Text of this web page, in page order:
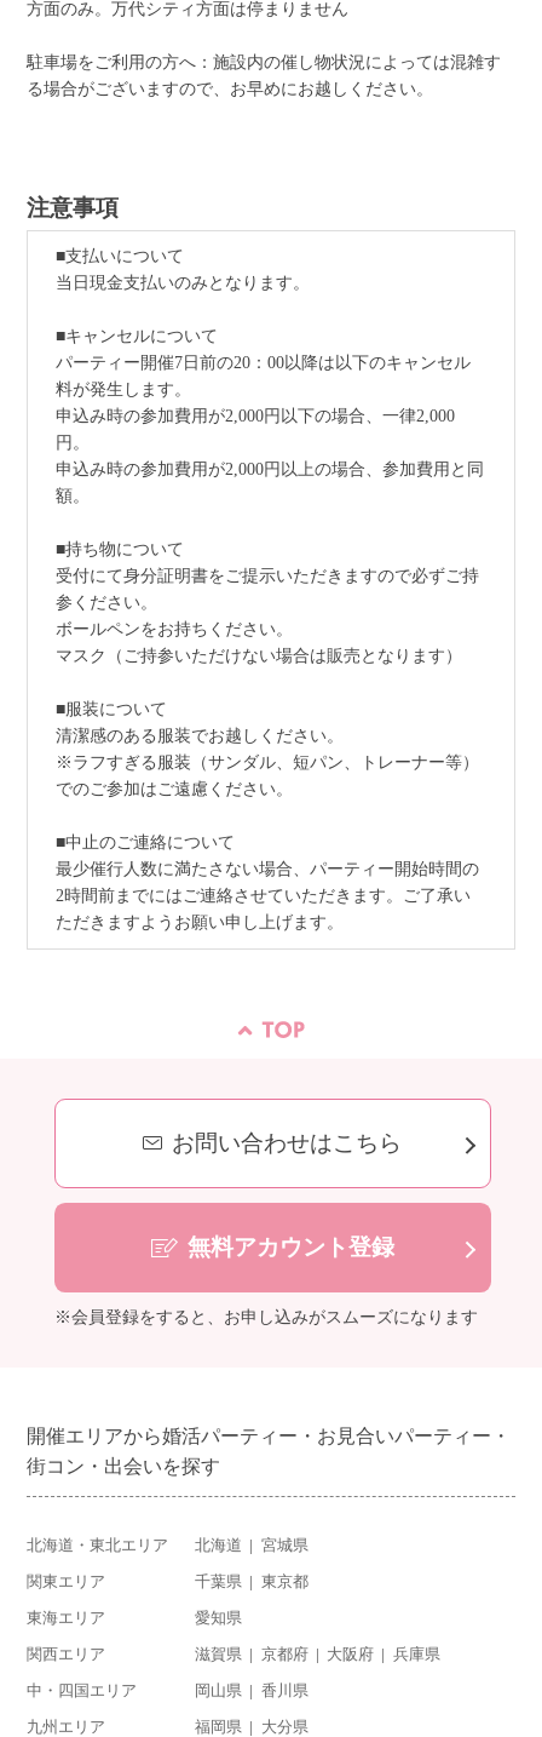
方面のみ。万代シティ方面は停まりません
駐車場をご利用の方へ：施設内の催し物状況によっては混雑す
る場合がございますので、お早めにお越しください。
注意事項
■支払いについて
当日現金支払いのみとなります。
■キャンセルについて
パーティー開催7日前の20：00以降は以下のキャンセル
料が発生します。
申込み時の参加費用が2,000円以下の場合、一律2,000
円。
申込み時の参加費用が2,000円以上の場合、参加費用と同
額。
■持ち物について
受付にて身分証明書をご提示いただきますので必ずご持
参ください。
ボールペンをお持ちください。
マスク（ご持参いただけない場合は販売となります）
■服装について
清潔感のある服装でお越しください。
※ラフすぎる服装（サンダル、短パン、トレーナー等）
でのご参加はご遠慮ください。
■中止のご連絡について
最少催行人数に満たさない場合、パーティー開始時間の
2時間前までにはご連絡させていただきます。ご了承い
ただきますようお願い申し上げます。
お問い合わせはこちら
無料アカウント登録
※会員登録をすると、お申し込みがスムーズになります
開催エリアから婚活パーティー・お見合いパーティー・
街コン・出会いを探す
北海道・東北エリア 北海道 宮城県
関東エリア 千葉県 東京都
東海エリア 愛知県
関西エリア 滋賀県 京都府 大阪府 兵庫県
中・四国エリア 岡山県 香川県
九州エリア 福岡県 大分県